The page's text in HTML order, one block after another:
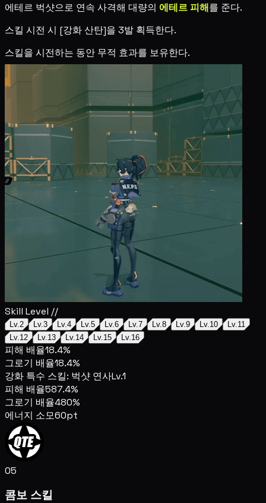
에테르 벅샷으로 연속 사격해 대량의 에테르 피해를 준다.
스킬 시전 시 [강화 산탄]을 3발 획득한다.
스킬을 시전하는 동안 무적 효과를 보유한다.
Skill Level //
Lv.2 Lv.3 Lv.4 Lv.5 Lv.6 Lv.7 Lv.8 Lv.9 Lv.10
Lv.11
Lv.12
Lv.13 Lv.14 Lv.15 Lv.16
피해 배율18.4%
그로기 배율18.4%
강화 특수 스킬: 벅샷 연사Lv.1
피해 배율587.4%
그로기 배율480%
에너지 소모60pt
05
콤보 스킬